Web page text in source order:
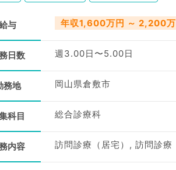
与 年収1,600万円 ～ 2,200
日数 週3.00日〜5.00日
務地 岡山県倉敷市
科目 総合診療科
内容 訪問診療（居宅）, 訪問診療